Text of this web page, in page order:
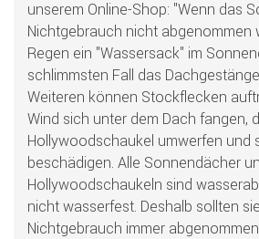
unserem Online-Shop: "Wenn das
Nichtgebrauch nicht abgenommen
Regen ein "Wassersack" im
schlimmsten Fall das
Weiteren können Stockflecken
Wind sich unter dem Dach fangen,
Hollywoodschaukel umwerfen und
beschädigen. Alle Sonnendächer
Hollywoodschaukeln sind
nicht wasserfest. Deshalb sollten
Nichtgebrauch immer